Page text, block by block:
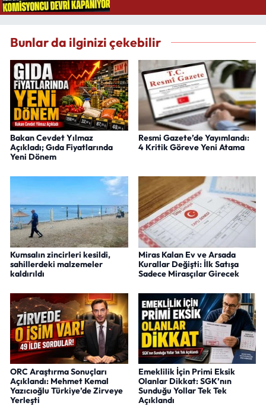
Bunlar da ilginizi çekebilir
Bakan Cevdet Yılmaz
Açıkladı; Gıda Fiyatlarında
Yeni Dönem
Resmi Gazete’de Yayımlandı:
4 Kritik Göreve Yeni Atama
Kumsalın zincirleri kesildi,
sahillerdeki malzemeler
kaldırıldı
Miras Kalan Ev ve Arsada
Kurallar Değişti: İlk Satışa
Sadece Mirasçılar Girecek
ORC Araştırma Sonuçları
Açıklandı: Mehmet Kemal
Yazıcıoğlu Türkiye’de Zirveye
Yerleşti
Emeklilik İçin Primi Eksik
Olanlar Dikkat: SGK’nın
Sunduğu Yollar Tek Tek
Açıklandı